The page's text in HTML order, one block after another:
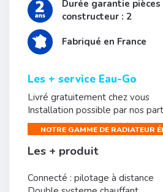
Durée garantie pièces
constructeur : 2
Fabriqué en France
Les + service Eau-Go
Livré gratuitement chez vous
Installation possible par nos
NOTRE GAMME DE RADIATEUR
Les + produit
Connecté : pilotage à distance